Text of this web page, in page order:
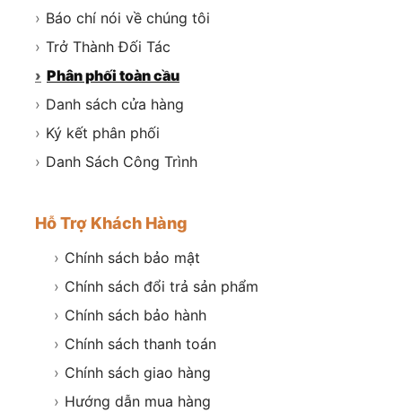
› Báo chí nói về chúng tôi
› Trở Thành Đối Tác
› Phân phối toàn cầu
› Danh sách cửa hàng
› Ký kết phân phối
› Danh Sách Công Trình
Hỗ Trợ Khách Hàng
› Chính sách bảo mật
› Chính sách đổi trả sản phẩm
› Chính sách bảo hành
› Chính sách thanh toán
› Chính sách giao hàng
› Hướng dẫn mua hàng